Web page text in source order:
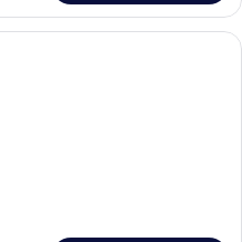
Kaliteli yatak takımı, Select Comfort